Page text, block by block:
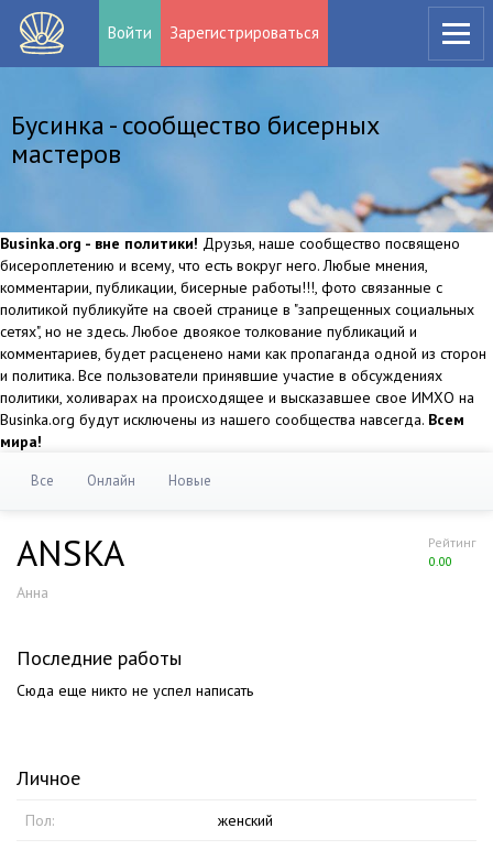
Войти Зарегистрироваться
Бусинка - сообщество бисерных
мастеров
Businka.org - вне политики! Друзья, наше сообщество посвящено
бисероплетению и всему, что есть вокруг него. Любые мнения,
комментарии, публикации, бисерные работы!!!, фото связанные с
политикой публикуйте на своей странице в "запрещенных социальных
сетях", но не здесь. Любое двоякое толкование публикаций и
комментариев, будет расценено нами как пропаганда одной из сторон
и политика. Все пользователи принявшие участие в обсуждениях
политики, холиварах на происходящее и высказавшее свое ИМХО на
Businka.org будут исключены из нашего сообщества навсегда. Всем
мира!
Все Онлайн Новые
Рейтинг
0.00
ANSKA
Анна
Последние работы
Сюда еще никто не успел написать
Личное
Пол: женский